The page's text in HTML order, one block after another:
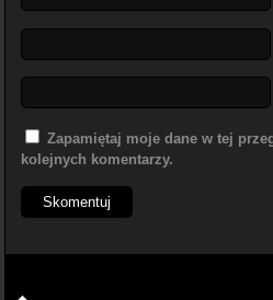
Zapamiętaj moje dane w tej
kolejnych komentarzy.